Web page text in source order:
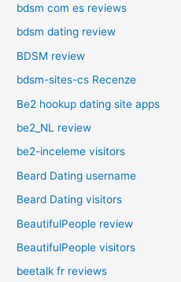
bdsm com es reviews
bdsm dating review
BDSM review
bdsm-sites-cs Recenze
Be2 hookup dating site apps
be2_NL review
be2-inceleme visitors
Beard Dating username
Beard Dating visitors
BeautifulPeople review
BeautifulPeople visitors
beetalk fr reviews